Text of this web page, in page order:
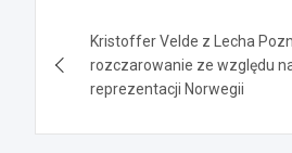
wpisu
Kristoffer Velde z Lecha
rozczarowanie ze względu
reprezentacji Norwegii